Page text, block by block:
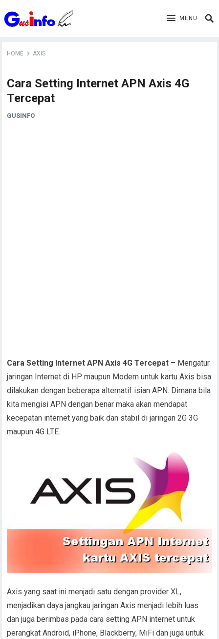
MENU
HOME AXIS
Cara Setting Internet APN Axis 4G
Tercepat
GUSINFO
Cara Setting Internet APN Axis 4G Tercepat – Mengatur
jaringan Internet di HP maupun Modem untuk kartu Axis bisa
dilakukan dengan beberapa alternatif isian APN. Dimana bila
kita mengisi APN dengan benar maka akan mendapat
kecepatan internet yang baik dan stabil di jaringan 2G 3G
maupun 4G LTE.
Axis yang saat ini menjadi satu dengan provider XL,
menjadikan daya jangkau jaringan Axis menjadi lebih luas
dan juga berimbas pada cara setting APN internet untuk
perangkat Android, iPhone, Blackberry, MiFi dan juga untuk